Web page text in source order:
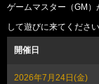
ゲームマスター（GM
して遊びに来てください
開催日
2026年7月24日(金)